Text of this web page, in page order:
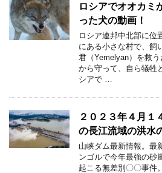
ロシアでオオカミ
った犬の動画！
ロシア連邦中北部に位
にある小さな村で、飼
君（Yemelyan）を救
から守って、自ら犠牲
シアで …
２０２３年４月１
の長江流域の洪水
山峡ダム最新情報。最
ンゴルで今年最強の砂
起こる無差別〇〇事件